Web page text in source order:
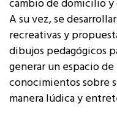
cambio de domicilio y
A su vez, se
recreativas y
dibujos pedagógicos
generar un espacio
conocimientos sobre
manera lúdica y